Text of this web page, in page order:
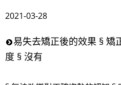
2021-03-28
易失去矯正後的效果 § 矯
度 § 沒有